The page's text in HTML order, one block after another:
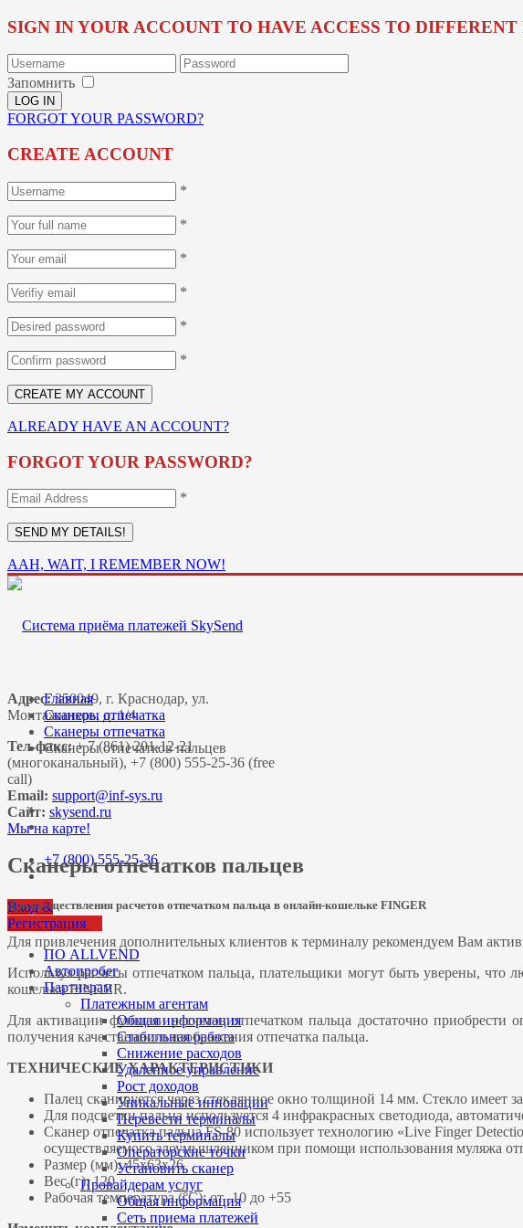
SIGN IN YOUR ACCOUNT TO HAVE ACCESS TO DIFFERENT
Запомнить
FORGOT YOUR PASSWORD?
CREATE ACCOUNT
*
*
*
*
*
*
ALREADY HAVE AN ACCOUNT?
FORGOT YOUR PASSWORD?
*
AAH, WAIT, I REMEMBER NOW!
Адрес:350049, г. Краснодар, ул.
Монтажников, д. 1/4
Тел-факс:+ 7 (861) 201-12-21
(многоканальный), +7 (800) 555-25-36 (free
call)
Email:
Сайт: skysend.ru
Мы на карте!
+7 (800) 555-25-36
Вход &
Регистрация
ПО ALLVEND
Автопробег
Партнерам
Платежным агентам
Общая информация
Стабильная работа
Снижение расходов
Удаленное управление
Рост доходов
Уникальные инновации
Перевести терминалы
Купить терминалы
Операторские точки
Установить сканер
Провайдерам услуг
Общая информация
Сеть приема платежей
Главная
Сканеры отпечатка
Сканеры отпечатка
Сканеры отпечатков пальцев
Сканеры отпечатков пальцев
Для осуществления расчетов отпечатком пальца в онлайн-кошельке FINGER
Для привлечения дополнительных клиентов к терминалу рекомендуем Вам
Используя расчеты отпечатком пальца, плательщики могут быть уверены, что
кошелька FINGER.
Для активации функции расчетов отпечатком пальца достаточно
получения качественного изображения отпечатка пальца.
ТЕХНИЧЕСКИЕ ХАРАКТЕРИСТИКИ
Палец сканируется через стеклянное окно толщиной 14 мм. Cтекло имеет
Для подсветки пальца используется 4 инфракрасных светодиода,
Сканер отпечатка пальца FS-80 использует технологию «Live Finger
осуществляемого злоумышленником при помощи использования муляжа
Размер (мм): 45х63х26
Вес (г): 120
Рабочая температура (°С): от -10 до +55